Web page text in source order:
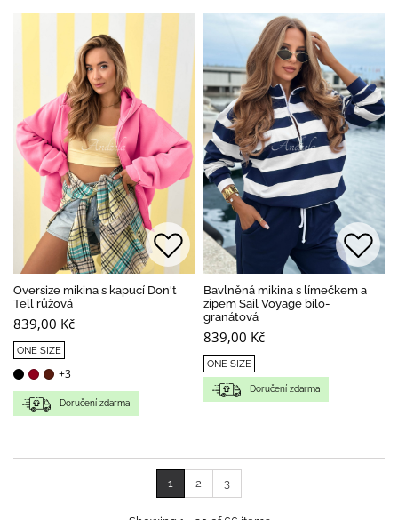
Oversize mikina s kapucí Don't
Tell růžová
839,00 Kč
ONE SIZE
+3
Doručení zdarma
Bavlněná mikina s límečkem a
zipem Sail Voyage bílo-
granátová
839,00 Kč
ONE SIZE
Doručení zdarma
1 2 3